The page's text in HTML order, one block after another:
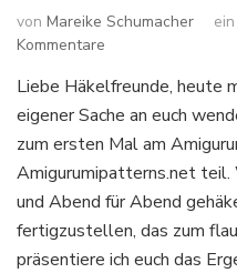
von Mareike Schumacher ein
Kommentare
und
Pegasus
für
@Flauscheinhorn
im
Amigurumi
Design
Contest
Liebe Häkelfreunde, heute
eigener Sache an euch
zum ersten Mal am
Amigurumipatterns.net teil.
und Abend für Abend
fertigzustellen, das zum
präsentiere ich euch das